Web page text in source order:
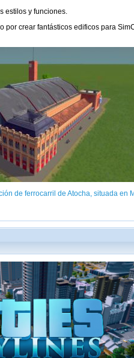
estilos y funciones.
crear fantásticos edificos para
de ferrocarril de Atocha, situada en